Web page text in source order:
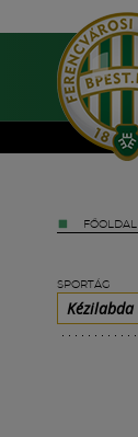
FŐOLDAL
SPORTÁG
Kézilabda